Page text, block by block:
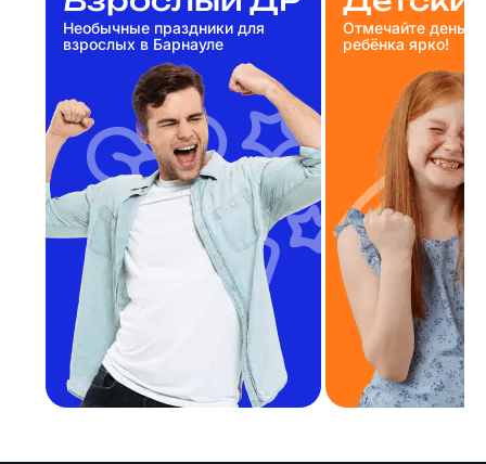
Необычные праздники для
взрослых в Барнауле
Отмечайте день
ребёнка ярко!